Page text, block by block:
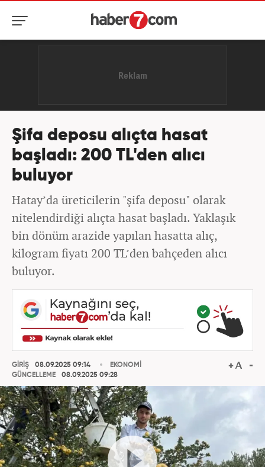
Şifa deposu alıçta hasat
başladı: 200 TL'den alıcı
buluyor
Hatay’da üreticilerin "şifa deposu" olarak
nitelendirdiği alıçta hasat başladı. Yaklaşık
bin dönüm arazide yapılan hasatta alıç,
kilogram fiyatı 200 TL’den bahçeden alıcı
buluyor.
GİRİŞ
08.09.2025 09:14
GÜNCELLEME
08.09.2025 09:28
EKONOMİ